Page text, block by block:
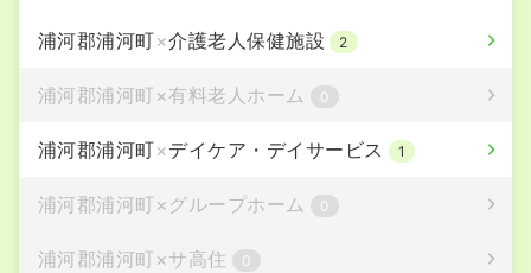
浦河郡浦河町×介護老人保健施設 2
浦河郡浦河町 ×有料老人ホーム 0
浦河郡浦河町×デイケア・デイサービス 1
浦河郡浦河町 × グループホーム 0
浦河郡浦河町 ×サ高住 0